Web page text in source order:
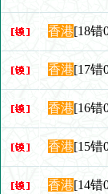
香港[18错
香港[17错
香港[16错
香港[15错
香港[14错